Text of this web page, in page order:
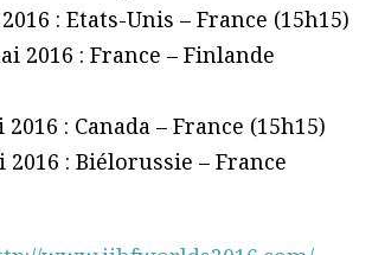
: Etats-Unis – France (15h15)
2016 : France – Finlande
: Canada – France (15h15)
: Biélorussie – France